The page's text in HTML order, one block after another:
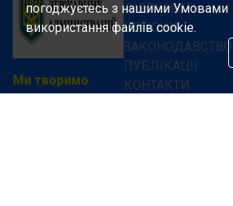
Ми творимо
ДІЯЛЬНІСТЬ
РЕГІОНИ
ЗАКОНОДАВСТВО
ПУБЛІКАЦІЇ
КОНТАКТИ
погоджуєтесь з нашими Умовами
використання файлів cookie.